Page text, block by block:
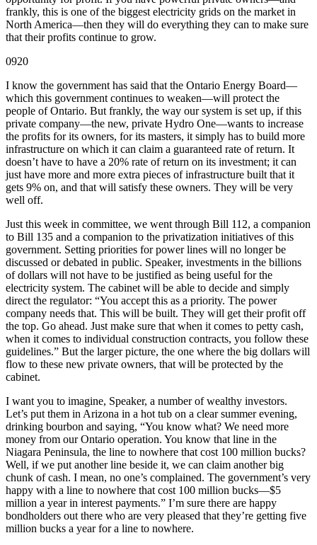
frankly, this is one of the biggest electricity grids on the market in
North America—then they will do everything they can to make sure
that their profits continue to grow.
0920
I know the government has said that the Ontario Energy Board—
which this government continues to weaken—will protect the
people of Ontario. But frankly, the way our system is set up, if this
private company—the new, private Hydro One—wants to increase
the profits for its owners, for its masters, it simply has to build more
infrastructure on which it can claim a guaranteed rate of return. It
doesn’t have to have a 20% rate of return on its investment; it can
just have more and more extra pieces of infrastructure built that it
gets 9% on, and that will satisfy these owners. They will be very
well off.
Just this week in committee, we went through Bill 112, a companion
to Bill 135 and a companion to the privatization initiatives of this
government. Setting priorities for power lines will no longer be
discussed or debated in public. Speaker, investments in the billions
of dollars will not have to be justified as being useful for the
electricity system. The cabinet will be able to decide and simply
direct the regulator: “You accept this as a priority. The power
company needs that. This will be built. They will get their profit off
the top. Go ahead. Just make sure that when it comes to petty cash,
when it comes to individual construction contracts, you follow these
guidelines.” But the larger picture, the one where the big dollars will
flow to these new private owners, that will be protected by the
cabinet.
I want you to imagine, Speaker, a number of wealthy investors.
Let’s put them in Arizona in a hot tub on a clear summer evening,
drinking bourbon and saying, “You know what? We need more
money from our Ontario operation. You know that line in the
Niagara Peninsula, the line to nowhere that cost 100 million bucks?
Well, if we put another line beside it, we can claim another big
chunk of cash. I mean, no one’s complained. The government’s very
happy with a line to nowhere that cost 100 million bucks—$5
million a year in interest payments.” I’m sure there are happy
bondholders out there who are very pleased that they’re getting five
million bucks a year for a line to nowhere.